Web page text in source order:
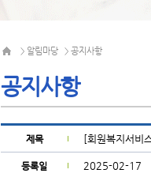
> 알림마당 > 공지사항
공지사항
제목 [회원복지서비
등록일 2025-02-17